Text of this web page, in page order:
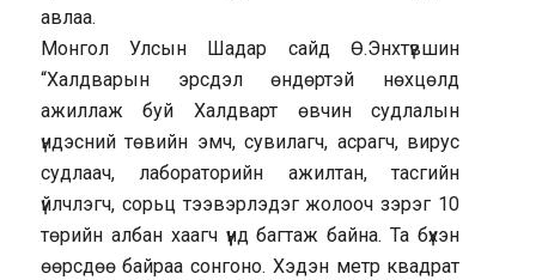
авлаа.
Монгол Улсын Шадар сайд Ө.Энхтүвшин
“Халдварын эрсдэл өндөртэй нөхцөлд
ажиллаж буй Халдварт өвчин судлалын
үндэсний төвийн эмч, сувилагч, асрагч, вирус
судлаач, лабораторийн ажилтан, тасгийн
үйлчлэгч, сорьц тээвэрлэдэг жолооч зэрэг 10
төрийн албан хаагч үүнд багтаж байна. Та бүхэн
өөрсдөө байраа сонгоно. Хэдэн метр квадрат